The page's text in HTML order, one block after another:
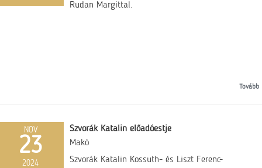
Rudan Margittal.
Tovább
NOV
23
2024
Szvorák Katalin előadóestje
Makó
Szvorák Katalin Kossuth- és Liszt Ferenc-